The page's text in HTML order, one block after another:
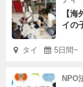
【
イの
タイ 5日間~
NPO